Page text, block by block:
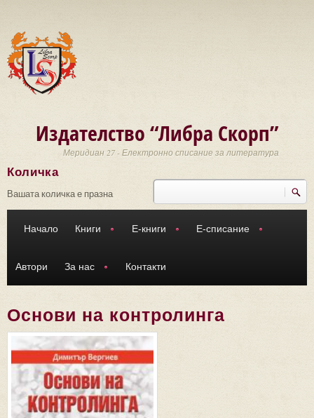
Издателство “Либра Скорп”
Меридиан 27 - Електронно списание за литература
Търси
Количка
Вашата количка е празна
Начало Книги Е-книги Е-списание
Автори За нас Контакти
Основи на контролинга